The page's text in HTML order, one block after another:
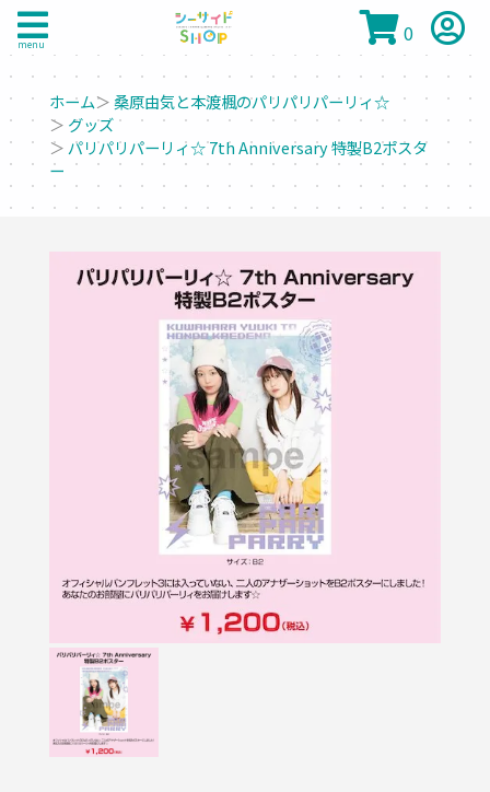
menu 0
ホーム＞桑原由気と本渡楓のパリパリパーリィ☆
＞ グッズ
＞ パリパリパーリィ☆ 7th Anniversary 特製B2ポスタ
ー